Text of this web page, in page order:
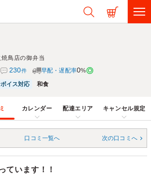
鳥店の御弁当
230件 早配・遅配率0%
イス対応 和食
カレンダー 配達エリア キャンセル規定
口コミ一覧へ 次の口コミへ
ています！！